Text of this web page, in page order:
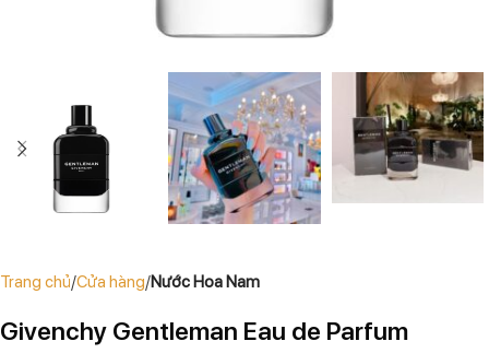
Trang chủ Cửa hàng Nước Hoa Nam
Givenchy Gentleman Eau de Parfum